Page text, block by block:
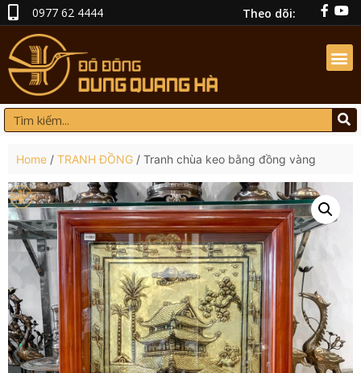
0977 62 4444 Theo dõi:
Home / TRANH ĐỒNG / Tranh chùa keo bằng đồng vàng